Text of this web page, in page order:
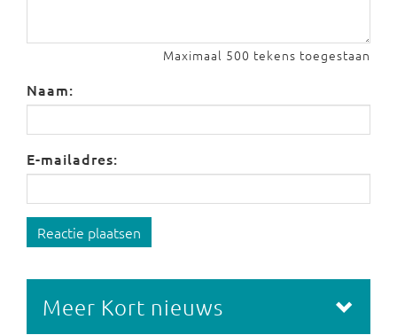
Maximaal 500 tekens toegestaan
Naam:
E-mailadres:
Reactie plaatsen
Meer Kort nieuws